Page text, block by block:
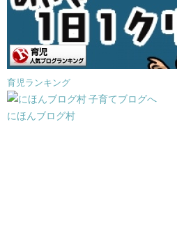
育児ランキング
にほんブログ村